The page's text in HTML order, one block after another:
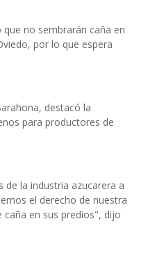
no sembrarán caña en
por lo que espera
destacó la
para productores de
la industria azucarera a
el derecho de nuestra
caña en sus predios", dijo